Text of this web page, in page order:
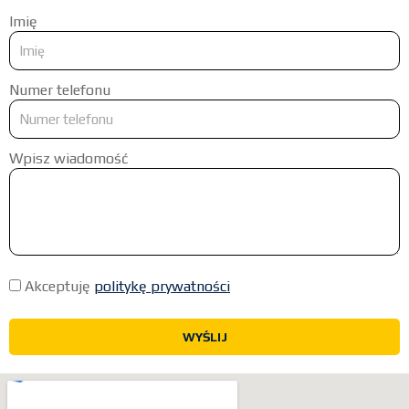
Imię
Numer telefonu
Wpisz wiadomość
Akceptuję politykę prywatności
WYŚLIJ